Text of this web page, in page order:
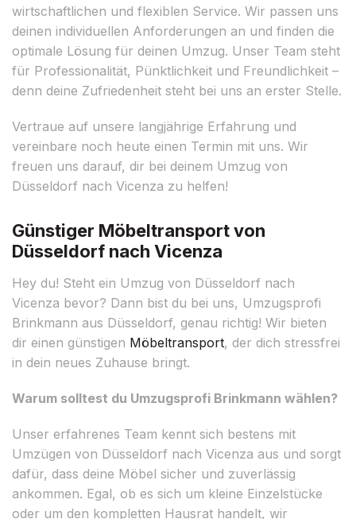
wirtschaftlichen und flexiblen Service. Wir passen uns
deinen individuellen Anforderungen an und finden die
optimale Lösung für deinen Umzug. Unser Team steht
für Professionalität, Pünktlichkeit und Freundlichkeit –
denn deine Zufriedenheit steht bei uns an erster Stelle.
Vertraue auf unsere langjährige Erfahrung und
vereinbare noch heute einen Termin mit uns. Wir
freuen uns darauf, dir bei deinem Umzug von
Düsseldorf nach Vicenza zu helfen!
Günstiger Möbeltransport von
Düsseldorf nach Vicenza
Hey du! Steht ein Umzug von Düsseldorf nach
Vicenza bevor? Dann bist du bei uns, Umzugsprofi
Brinkmann aus Düsseldorf, genau richtig! Wir bieten
dir einen günstigen Möbeltransport, der dich stressfrei
in dein neues Zuhause bringt.
Warum solltest du Umzugsprofi Brinkmann wählen?
Unser erfahrenes Team kennt sich bestens mit
Umzügen von Düsseldorf nach Vicenza aus und sorgt
dafür, dass deine Möbel sicher und zuverlässig
ankommen. Egal, ob es sich um kleine Einzelstücke
oder um den kompletten Hausrat handelt, wir